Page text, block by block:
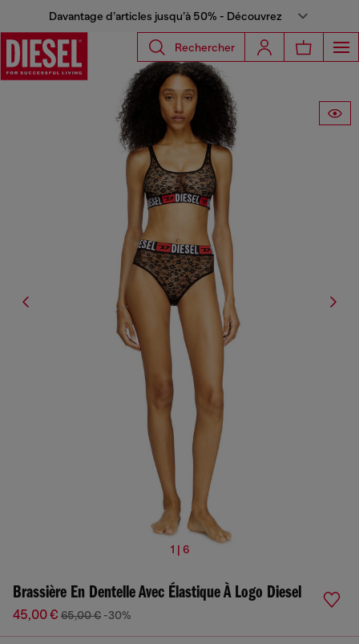
Davantage d’articles jusqu’à 50% - Découvrez
Rechercher
1 | 6
Brassière En Dentelle Avec Élastique À Logo Diesel
45,00 € 65,00 € -30%